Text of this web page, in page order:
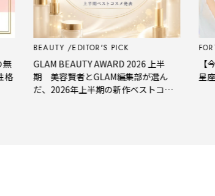
BEAUTY EDITOR'S PICK
GLAM BEAUTY AWARD 2026 上半
期 美容賢者とGLAM編集部が選ん
だ、2026年上半期の新作ベストコス
【今
星座